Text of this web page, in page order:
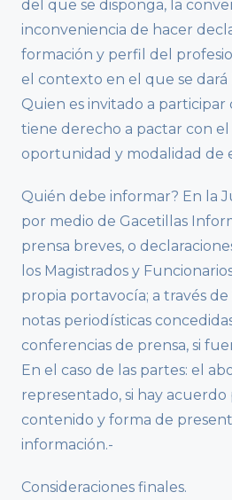
del que se disponga, la
inconveniencia de hacer
formación y perfil del
el contexto en el que se dará
Quien es invitado a
tiene derecho a pactar con
oportunidad y modalidad de
Quién debe informar? En la
por medio de Gacetillas
prensa breves, o
los Magistrados y
propia portavocía; a través
notas periodísticas
conferencias de prensa, si
En el caso de las partes: el
representado, si hay
contenido y forma de
información.-
Consideraciones finales.